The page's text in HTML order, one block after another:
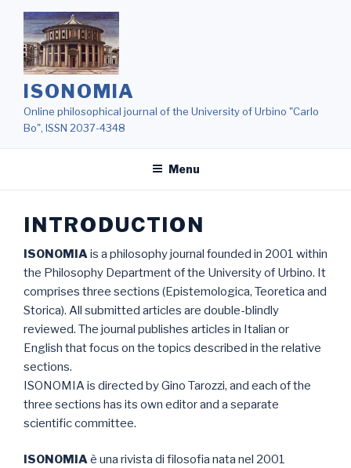
Salta
contenuto
ISONOMIA
Online philosophical journal of the University of Urbino "Carlo
Bo", ISSN 2037-4348
Menu
INTRODUCTION
ISONOMIAis a philosophy journal founded in 2001 within
the Philosophy Department of the University of Urbino. It
comprises three sections (Epistemologica, Teoretica and
Storica). All submitted articles are double-blindly
reviewed. The journal publishes articles in Italian or
English that focus on the topics described in the relative
sections.
ISONOMIA is directed by Gino Tarozzi, and each of the
three sections has its own editor and a separate
scientific committee.
ISONOMIAè una rivista di filosofia nata nel 2001